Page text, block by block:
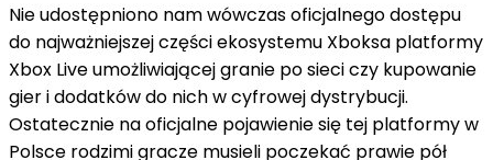
Nie udostępniono nam wówczas oficjalnego dostępu
do najważniejszej części ekosystemu Xboksa platformy
Xbox Live umożliwiającej granie po sieci czy kupowanie
gier i dodatków do nich w cyfrowej dystrybucji.
Ostatecznie na oficjalne pojawienie się tej platformy w
Polsce rodzimi gracze musieli poczekać prawie pół